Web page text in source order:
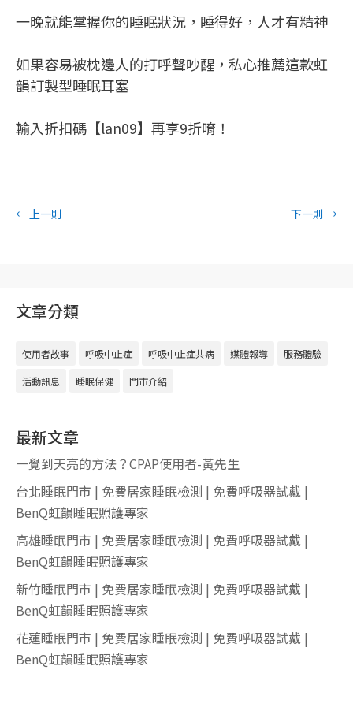
一晚就能掌握你的睡眠狀況，睡得好，人才有精神
如果容易被枕邊人的打呼聲吵醒，私心推薦這款虹
韻訂製型睡眠耳塞
輸入折扣碼【lan09】再享9折唷！
←上一則 下一則 →
文章分類
使用者故事 呼吸中止症 呼吸中止症共病 媒體報導 服務體驗
活動訊息 睡眠保健 門市介紹
最新文章
一覺到天亮的方法？CPAP使用者-黃先生
台北睡眠門市 | 免費居家睡眠檢測 | 免費呼吸器試戴 |
BenQ虹韻睡眠照護專家
高雄睡眠門市 | 免費居家睡眠檢測 | 免費呼吸器試戴 |
BenQ虹韻睡眠照護專家
新竹睡眠門市 | 免費居家睡眠檢測 | 免費呼吸器試戴 |
BenQ虹韻睡眠照護專家
花蓮睡眠門市 | 免費居家睡眠檢測 | 免費呼吸器試戴 |
BenQ虹韻睡眠照護專家